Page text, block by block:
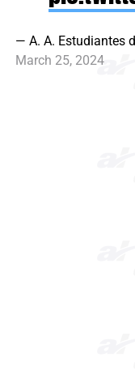
— A. A. Estudiantes
March 25, 2024